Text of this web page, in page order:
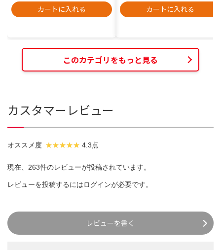
カートに入れる カートに入れる
このカテゴリをもっと見る
カスタマーレビュー
オススメ度 4.3点
現在、263件のレビューが投稿されています。
レビューを投稿するにはログインが必要です。
レビューを書く